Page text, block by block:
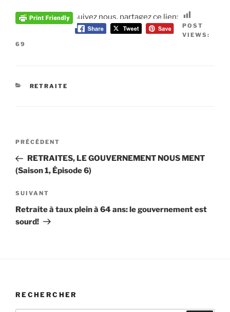
Suivez nous, partagez ce lien:
POST
VIEWS:
69
CATÉGORIES
RETRAITE
Navigation
l’article
Article
précédent
PRÉCÉDENT
RETRAITES, LE GOUVERNEMENT NOUS MENT
(Saison 1, Épisode 6)
Article
suivant
SUIVANT
Retraite à taux plein à 64 ans: le gouvernement est
sourd!
RECHERCHER